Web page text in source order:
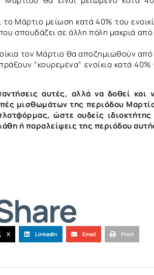
το Μάρτιο μείωση κατά 40% του
σπουδάζει σε άλλη πόλη μακριά
τον Μάρτιο θα αποζημιωθούν
“κουρεμένα” ενοίκια κατά 40%
αυτές, αλλά να δοθεί και
μισθωμάτων της περιόδου
ώστε ουδείς ιδιοκτήτης
ή παραλείψεις της περιόδου
X LinkedIn Email Print